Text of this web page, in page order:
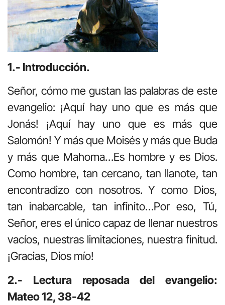
1.- Introducción.
Señor, cómo me gustan las palabras de este
evangelio: ¡Aquí hay uno que es más que
Jonás! ¡Aquí hay uno que es más que
Salomón! Y más que Moisés y más que Buda
y más que Mahoma…Es hombre y es Dios.
Como hombre, tan cercano, tan llanote, tan
encontradizo con nosotros. Y como Dios,
tan inabarcable, tan infinito…Por eso, Tú,
Señor, eres el único capaz de llenar nuestros
vacíos, nuestras limitaciones, nuestra finitud.
¡Gracias, Dios mío!
2.- Lectura reposada del evangelio:
Mateo 12, 38-42